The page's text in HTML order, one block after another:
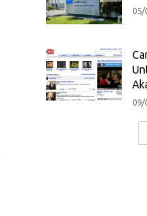
05/
09/